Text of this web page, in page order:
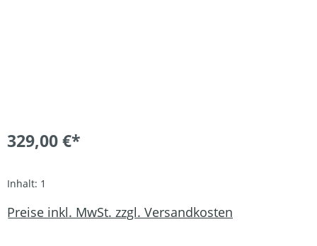
329,00 €*
Inhalt: 1
Preise inkl. MwSt. zzgl. Versandkosten